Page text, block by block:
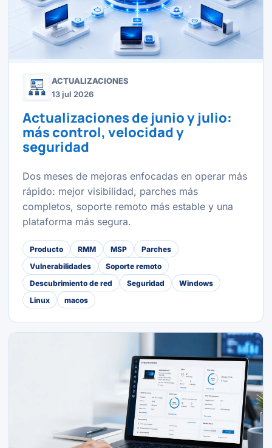
ACTUALIZACIONES
13 jul 2026
Actualizaciones de junio y julio:
más control, velocidad y
seguridad
Dos meses de mejoras enfocadas en operar más
rápido: mejor visibilidad, parches más
completos, soporte remoto más estable y una
plataforma más segura.
Producto RMM MSP
Parches
Vulnerabilidades
Soporte remoto
Descubrimiento de red
Seguridad
Windows
Linux
macos